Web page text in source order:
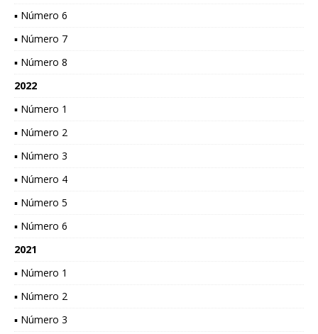
▪ Número 6
▪ Número 7
▪ Número 8
2022
▪ Número 1
▪ Número 2
▪ Número 3
▪ Número 4
▪ Número 5
▪ Número 6
2021
▪ Número 1
▪ Número 2
▪ Número 3